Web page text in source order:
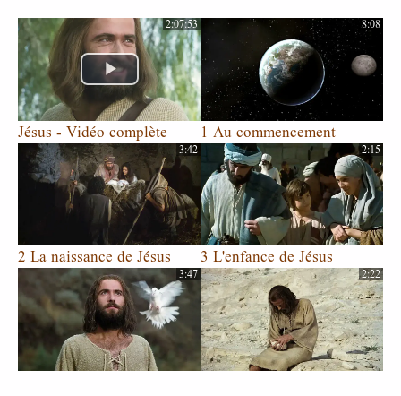
2:07:53
Jésus - Vidéo complète
8:08
1 Au commencement
3:42
2 La naissance de Jésus
2:15
3 L'enfance de Jésus
3:47 2:22